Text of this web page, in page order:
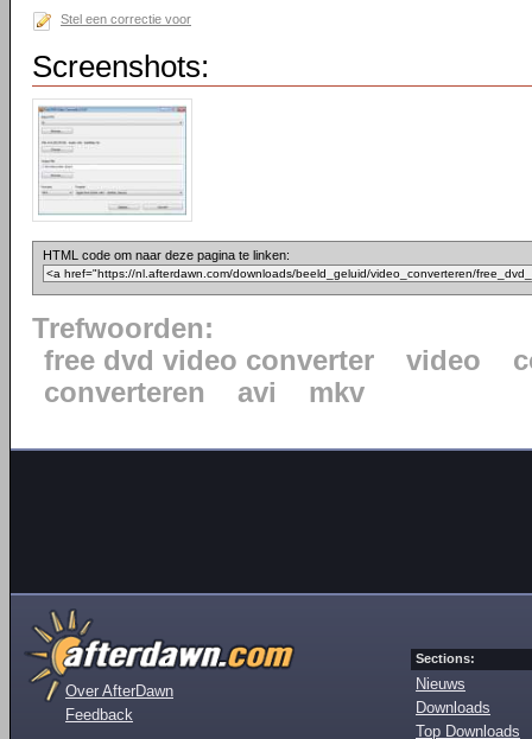
Stel een correctie voor
Screenshots:
HTML code om naar deze pagina te linken:
Trefwoorden:
free dvd video converter
video
converteren
avi mkv
Over AfterDawn
Feedback
Sections:
Nieuws
Downloads
Top Downloads